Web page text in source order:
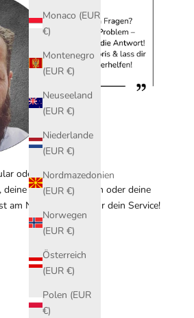
Monaco (EUR
€)
Montenegro
(EUR €)
Neuseeland
(EUR €)
Niederlande
(EUR €)
Nordmazedonien
(EUR €)
Norwegen
(EUR €)
Österreich
(EUR €)
Polen (EUR
€)
oder Live-Chat.
deine Bälle verspringen oder deine
am Netz und ready für dein Service!